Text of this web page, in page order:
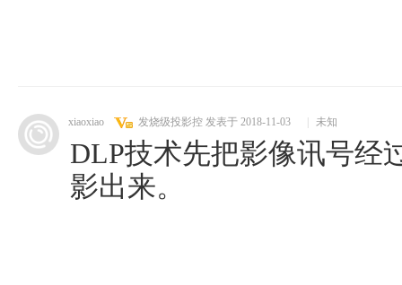
xiaoxiao 发烧级投影控 发表于 2018-11-03 未知
DLP技术先把影像讯号经
影出来。